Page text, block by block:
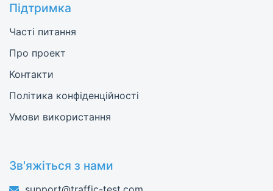
Підтримка
Часті питання
Про проект
Контакти
Політика конфіденційності
Умови використання
Зв'яжіться з нами